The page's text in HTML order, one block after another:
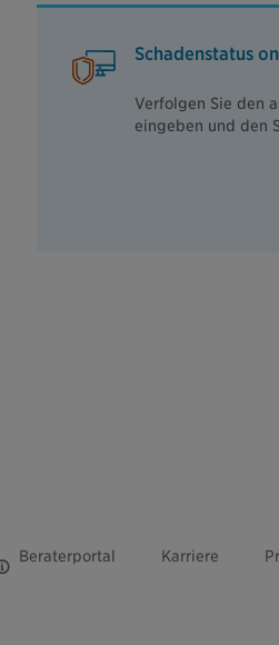
Schadenstatus
Verfolgen Sie den
eingeben und den
Beraterportal Karriere